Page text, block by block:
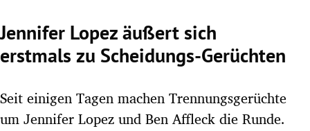
Jennifer Lopez äußert sich
erstmals zu Scheidungs-Gerüchten
Seit einigen Tagen machen Trennungsgerüchte
um Jennifer Lopez und Ben Affleck die Runde.